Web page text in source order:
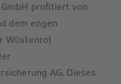
profitiert von
dem engen
Wüstenrot
AG. Dieses